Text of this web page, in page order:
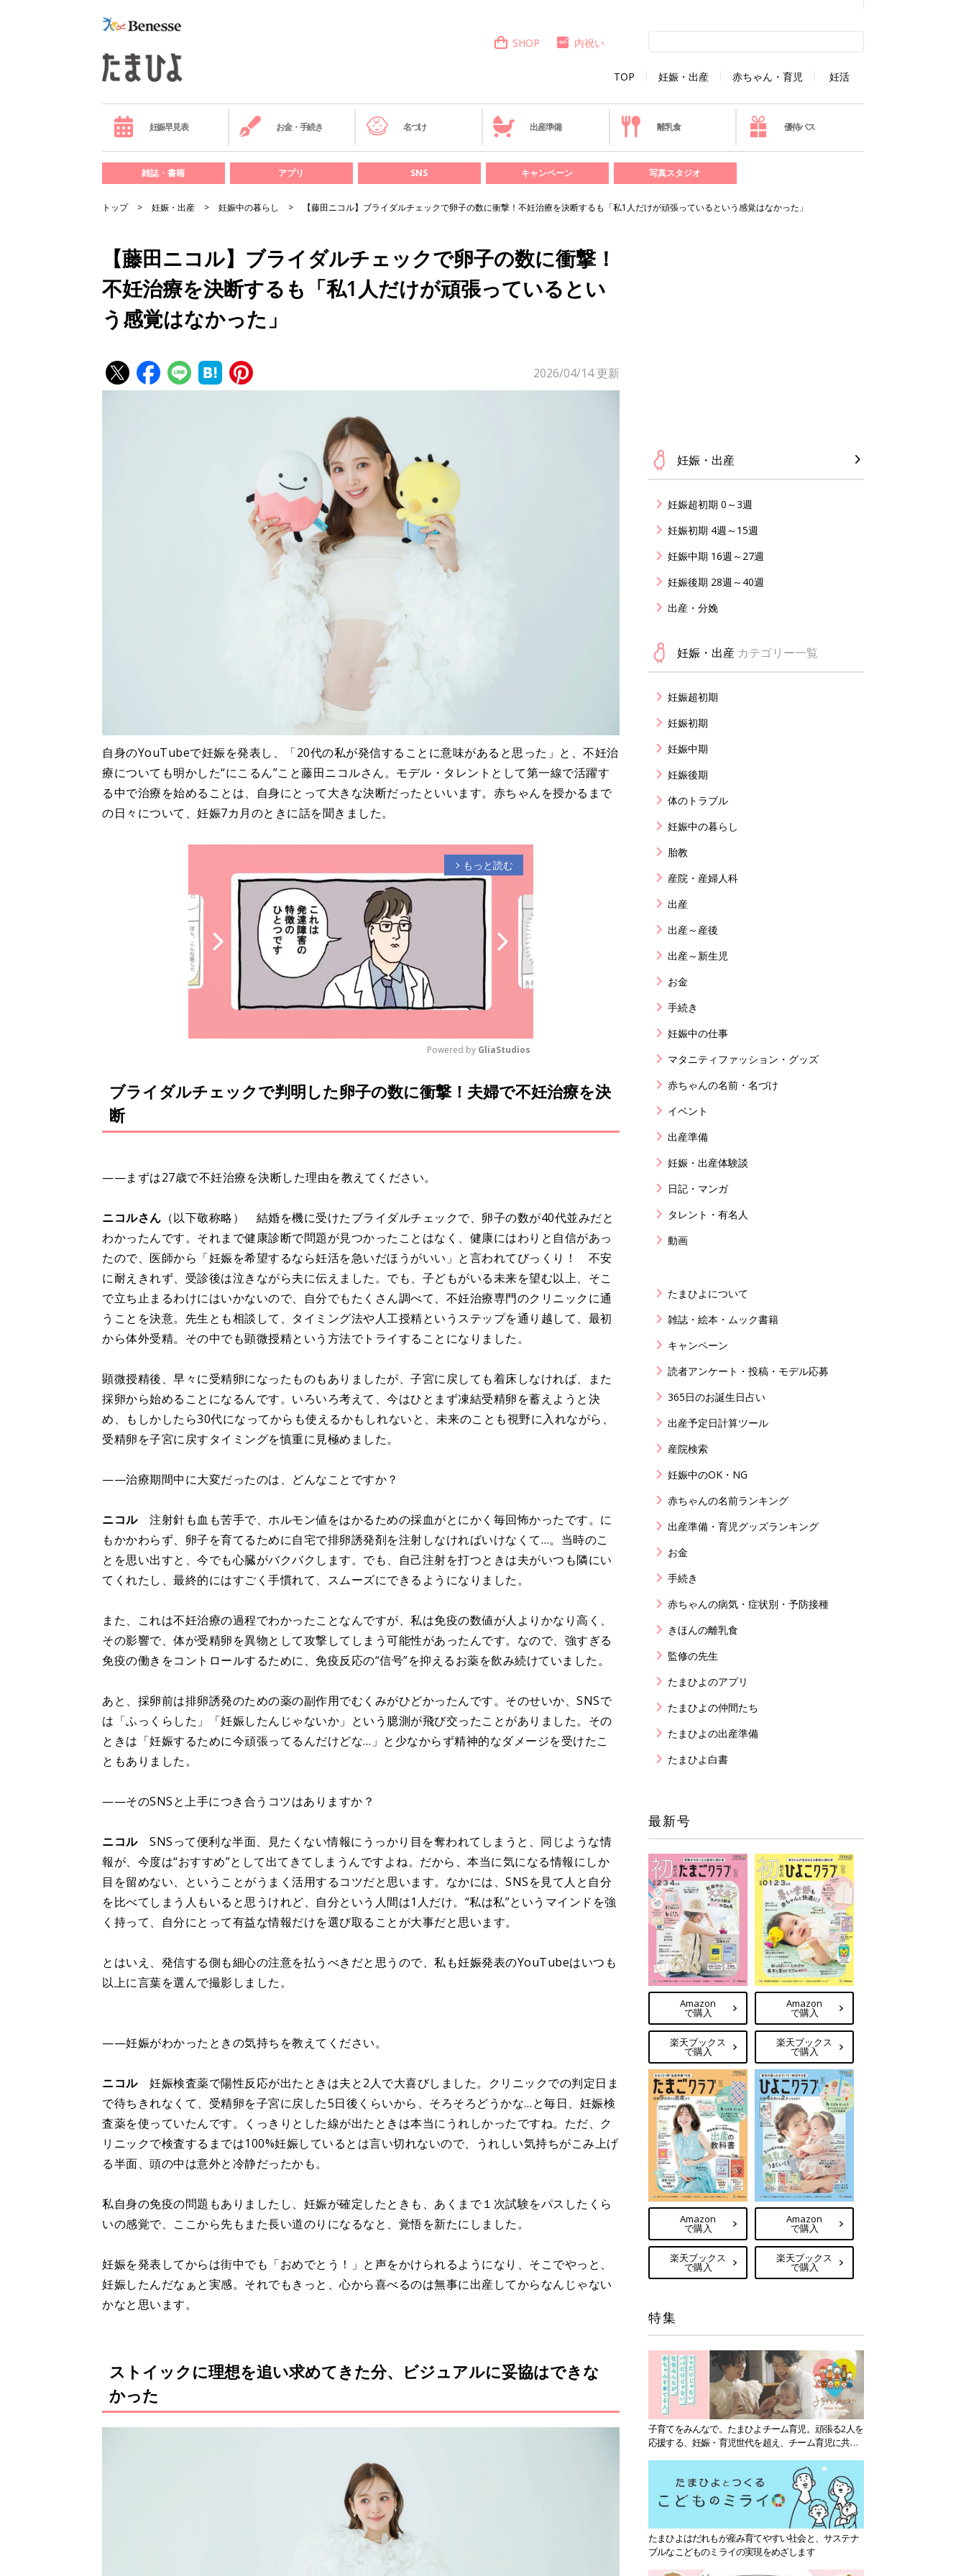
TOP 妊娠・出産 赤ちゃん・育児 妊活
SHOP 内祝い
妊娠早見表 お金・手続き 名づけ 出産準備 離乳食 優待パス
雑誌・書籍 アプリ SNS キャンペーン 写真スタジオ
トップ 妊娠・出産 妊娠中の暮らし 【藤田ニコル】ブライダルチェックで卵子の数に衝撃！不妊治療を決断するも「私1人だけが頑張っているという感覚はなかった」
【藤田ニコル】ブライダルチェックで卵子の数に衝撃！
不妊治療を決断するも「私1人だけが頑張っているとい
う感覚はなかった」
2026/04/14更新
自身のYouTubeで妊娠を発表し、「20代の私が発信することに意味があると思った」と、不妊治
療についても明かした“にこるん”こと藤田ニコルさん。モデル・タレントとして第一線で活躍す
る中で治療を始めることは、自身にとって大きな決断だったといいます。赤ちゃんを授かるまで
の日々について、妊娠7カ月のときに話を聞きました。
arrow_forward_ios もっと読む
M
t
Powered by GliaStudios
ブライダルチェックで判明した卵子の数に衝撃！夫婦で不妊治療を決
断
——まずは27歳で不妊治療を決断した理由を教えてください。
ニコルさん （以下敬称略） 結婚を機に受けたブライダルチェックで、卵子の数が40代並みだと
わかったんです。それまで健康診断で問題が見つかったことはなく、健康にはわりと自信があっ
たので、医師から「妊娠を希望するなら妊活を急いだほうがいい」と言われてびっくり！ 不安
に耐えきれず、受診後は泣きながら夫に伝えました。でも、子どもがいる未来を望む以上、そこ
で立ち止まるわけにはいかないので、自分でもたくさん調べて、不妊治療専門のクリニックに通
うことを決意。先生とも相談して、タイミング法や人工授精というステップを通り越して、最初
から体外受精。その中でも顕微授精という方法でトライすることになりました。
顕微授精後、早々に受精卵になったものもありましたが、子宮に戻しても着床しなければ、また
採卵から始めることになるんです。いろいろ考えて、今はひとまず凍結受精卵を蓄えようと決
め、もしかしたら30代になってからも使えるかもしれないと、未来のことも視野に入れながら、
受精卵を子宮に戻すタイミングを慎重に見極めました。
——治療期間中に大変だったのは、どんなことですか？
ニコル注射針も血も苦手で、ホルモン値をはかるための採血がとにかく毎回怖かったです。に
もかかわらず、卵子を育てるために自宅で排卵誘発剤を注射しなければいけなくて…。当時のこ
とを思い出すと、今でも心臓がバクバクします。でも、自己注射を打つときは夫がいつも隣にい
てくれたし、最終的にはすごく手慣れて、スムーズにできるようになりました。
また、これは不妊治療の過程でわかったことなんですが、私は免疫の数値が人よりかなり高く、
その影響で、体が受精卵を異物として攻撃してしまう可能性があったんです。なので、強すぎる
免疫の働きをコントロールするために、免疫反応の“信号”を抑えるお薬を飲み続けていました。
あと、採卵前は排卵誘発のための薬の副作用でむくみがひどかったんです。そのせいか、SNSで
は「ふっくらした」「妊娠したんじゃないか」という臆測が飛び交ったことがありました。その
ときは「妊娠するために今頑張ってるんだけどな…」と少なからず精神的なダメージを受けたこ
ともありました。
——そのSNSと上手につき合うコツはありますか？
ニコルSNSって便利な半面、見たくない情報にうっかり目を奪われてしまうと、同じような情
報が、今度は“おすすめ”として出てきてしまうんですよね。だから、本当に気になる情報にしか
目を留めない、ということがうまく活用するコツだと思います。なかには、SNSを見て人と自分
を比べてしまう人もいると思うけれど、自分という人間は1人だけ。“私は私”というマインドを強
く持って、自分にとって有益な情報だけを選び取ることが大事だと思います。
とはいえ、発信する側も細心の注意を払うべきだと思うので、私も妊娠発表のYouTubeはいつも
以上に言葉を選んで撮影しました。
——妊娠がわかったときの気持ちを教えてください。
ニコル妊娠検査薬で陽性反応が出たときは夫と2人で大喜びしました。クリニックでの判定日ま
で待ちきれなくて、受精卵を子宮に戻した5日後くらいから、そろそろどうかな…と毎日、妊娠検
査薬を使っていたんです。くっきりとした線が出たときは本当にうれしかったですね。ただ、ク
リニックで検査するまでは100%妊娠しているとは言い切れないので、うれしい気持ちがこみ上げ
る半面、頭の中は意外と冷静だったかも。
私自身の免疫の問題もありましたし、妊娠が確定したときも、あくまで１次試験をパスしたくら
いの感覚で、ここから先もまた長い道のりになるなと、覚悟を新たにしました。
妊娠を発表してからは街中でも「おめでとう！」と声をかけられるようになり、そこでやっと、
妊娠したんだなぁと実感。それでもきっと、心から喜べるのは無事に出産してからなんじゃない
かなと思います。
ストイックに理想を追い求めてきた分、ビジュアルに妥協はできな
かった
妊娠・出産
妊娠超初期 0～3週
妊娠初期 4週～15週
妊娠中期 16週～27週
妊娠後期 28週～40週
出産・分娩
妊娠・出産 カテゴリー一覧
妊娠超初期
妊娠初期
妊娠中期
妊娠後期
体のトラブル
妊娠中の暮らし
胎教
産院・産婦人科
出産
出産～産後
出産～新生児
お金
手続き
妊娠中の仕事
マタニティファッション・グッズ
赤ちゃんの名前・名づけ
イベント
出産準備
妊娠・出産体験談
日記・マンガ
タレント・有名人
動画
たまひよについて
雑誌・絵本・ムック書籍
キャンペーン
読者アンケート・投稿・モデル応募
365日のお誕生日占い
出産予定日計算ツール
産院検索
妊娠中のOK・NG
赤ちゃんの名前ランキング
出産準備・育児グッズランキング
お金
手続き
赤ちゃんの病気・症状別・予防接種
きほんの離乳食
監修の先生
たまひよのアプリ
たまひよの仲間たち
たまひよの出産準備
たまひよ白書
最新号
Amazon
で購入
楽天ブックス
で購入
Amazon
で購入
楽天ブックス
で購入
Amazon
で購入
楽天ブックス
で購入
Amazon
で購入
楽天ブックス
で購入
特集
子育てをみんなで。たまひよチーム育児。頑張る2人を
応援する、妊娠・育児世代を超え、チーム育児に共感
たまひよはだれもが産み育てやすい社会と、サステナ
ブルなこどものミライの実現をめざします